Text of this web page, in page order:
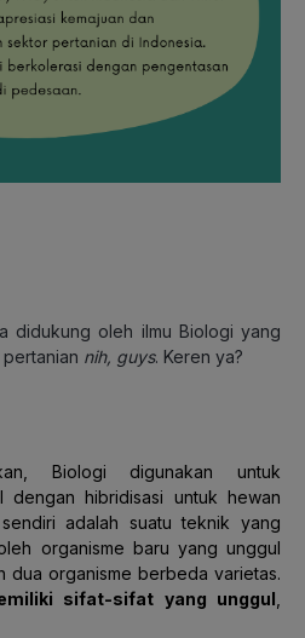
didukung oleh ilmu Biologi yang
nih, guys. Keren ya?
Biologi digunakan untuk
dengan hibridisasi untuk hewan
sendiri adalah suatuteknik yang
organisme baru yang unggul
dua organisme berbeda varietas.
sifat-sifat yang unggul